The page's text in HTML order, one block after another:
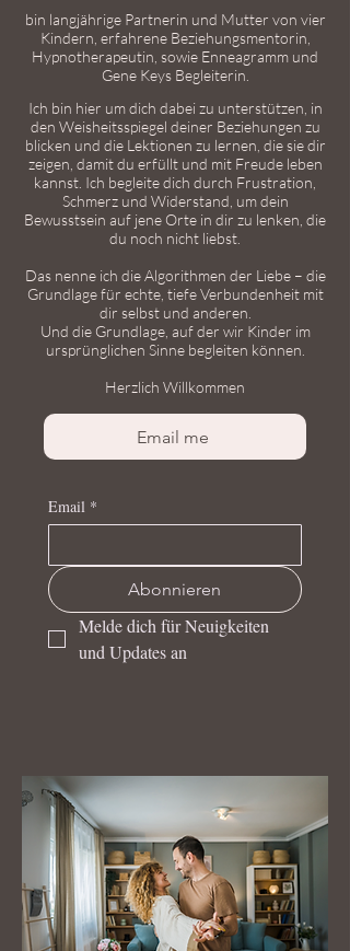
bin langjährige Partnerin und Mutter von vier
Kindern, erfahrene Beziehungsmentorin,
Hypnotherapeutin, sowie Enneagramm und
Gene Keys Begleiterin.
Ich bin hier um dich dabei zu unterstützen, in
den Weisheitsspiegel deiner Beziehungen zu
blicken und die Lektionen zu lernen, die sie dir
zeigen, damit du erfüllt und mit Freude leben
kannst. Ich begleite dich durch Frustration,
Schmerz und Widerstand, um dein
Bewusstsein auf jene Orte in dir zu lenken, die
du noch nicht liebst.
Das nenne ich die Algorithmen der Liebe – die
Grundlage für echte, tiefe Verbundenheit mit
dir selbst und anderen.
Und die Grundlage, auf der wir Kinder im
ursprünglichen Sinne begleiten können.
Herzlich Willkommen
Email me
Email *
Abonnieren
Melde dich für Neuigkeiten
und Updates an